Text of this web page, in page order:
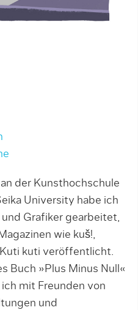
der Kunsthochschule
University habe ich
Grafiker gearbeitet,
wie kuš!,
kuti veröffentlicht.
Buch »Plus Minus Null«
mit Freunden von
und